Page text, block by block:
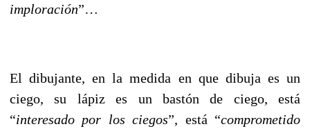
imploración”…
El dibujante, en la medida en que dibuja es un
ciego, su lápiz es un bastón de ciego, está
“interesado por los ciegos”, está “comprometido